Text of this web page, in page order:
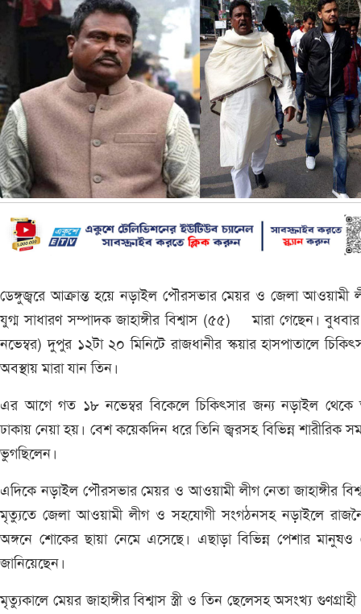
ডেঙ্গুজ্বরে আক্রান্ত হয়ে নড়াইল পৌরসভার মেয়র ও জেলা আওয়ামী
যুগ্ম সাধারণ সম্পাদক জাহাঙ্গীর বিশ্বাস (৫৫) মারা গেছেন।
নভেম্বর) দুপুর ১২টা ২০ মিনিটে রাজধানীর স্কয়ার হাসপাতালে
অবস্থায় মারা যান তিন।
এর আগে গত ১৮ নভেম্বর বিকেলে চিকিৎসার জন্য নড়াইল থেকে
ঢাকায় নেয়া হয়। বেশ কয়েকদিন ধরে তিনি জ্বরসহ বিভিন্ন শারীরিক
ভুগছিলেন।
এদিকে নড়াইল পৌরসভার মেয়র ও আওয়ামী লীগ নেতা জাহাঙ্গীর
মৃত্যুতে জেলা আওয়ামী লীগ ও সহযোগী সংগঠনসহ নড়াইলে
অঙ্গনে শোকের ছায়া নেমে এসেছে। এছাড়া বিভিন্ন পেশার
জানিয়েছেন।
মৃত্যুকালে মেয়র জাহাঙ্গীর বিশ্বাস স্ত্রী ও তিন ছেলেসহ অসংখ্য